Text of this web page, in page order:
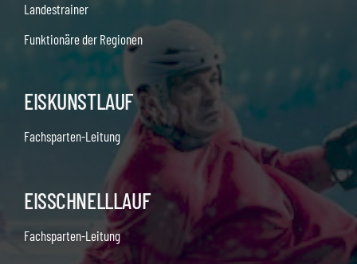
Landestrainer
Funktionäre der Regionen
EISKUNSTLAUF
Fachsparten-Leitung
EISSCHNELLLAUF
Fachsparten-Leitung